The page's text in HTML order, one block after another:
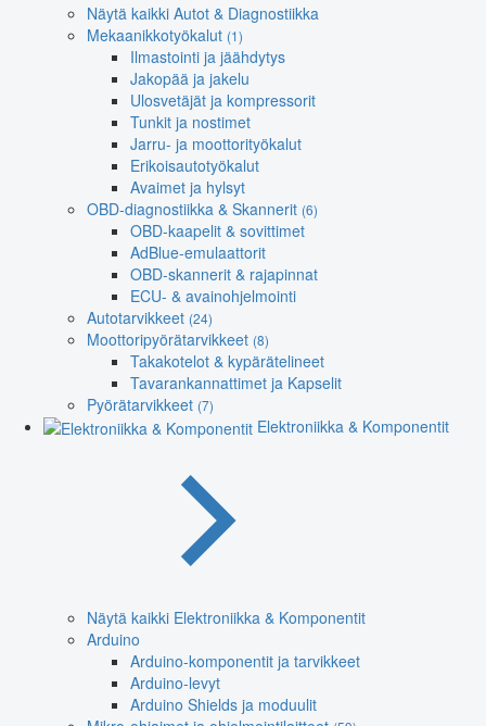
Näytä kaikki Autot & Diagnostiikka
Mekaanikkotyökalut (1)
Ilmastointi ja jäähdytys
Jakopää ja jakelu
Ulosvetäjät ja kompressorit
Tunkit ja nostimet
Jarru- ja moottorityökalut
Erikoisautotyökalut
Avaimet ja hylsyt
OBD-diagnostiikka & Skannerit (6)
OBD-kaapelit & sovittimet
AdBlue-emulaattorit
OBD-skannerit & rajapinnat
ECU- & avainohjelmointi
Autotarvikkeet (24)
Moottoripyörätarvikkeet (8)
Takakotelot & kypärätelineet
Tavarankannattimet ja Kapselit
Pyörätarvikkeet (7)
Elektroniikka & Komponentit
Näytä kaikki Elektroniikka & Komponentit
Arduino
Arduino-komponentit ja tarvikkeet
Arduino-levyt
Arduino Shields ja moduulit